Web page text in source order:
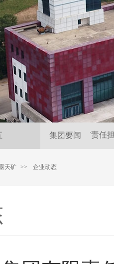
集团要闻
雨夜紧急保供 尽显抚矿责任担
天矿 >> 企业动态